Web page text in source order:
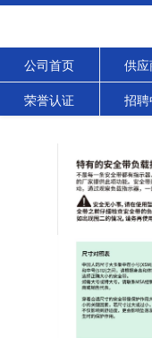
公司首页 供应
荣誉认证 招聘